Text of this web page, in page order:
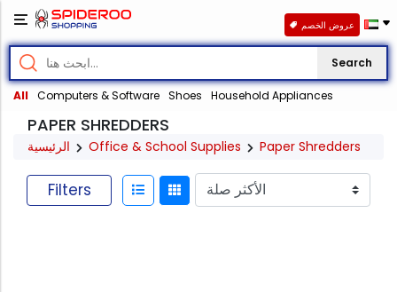
Search
All Computers & Software Shoes Household Appliances
عروض الخصم
PAPER SHREDDERS
الرئيسية Office & School Supplies Paper Shredders
Filters